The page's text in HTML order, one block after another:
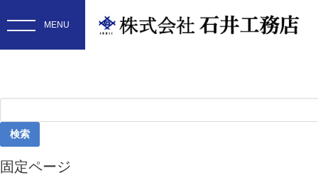
索:
固定ページ